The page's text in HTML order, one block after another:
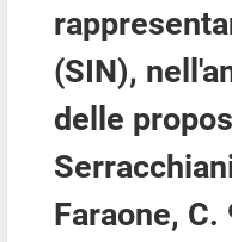
(SIN),
delle
Faraone,